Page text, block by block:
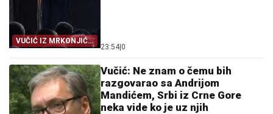
VUČIĆ IZ MRKONJIĆ
GRADA
23:54 0
Vučić: Ne znam o čemu bih
razgovarao sa Andrijom
Mandićem, Srbi iz Crne Gore
neka vide ko je uz njih